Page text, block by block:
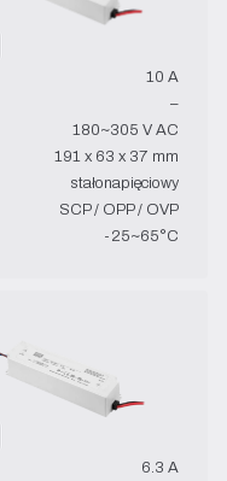
10 A
–
180~305 V AC
191 x 63 x 37 mm
stałonapięciowy
SCP / OPP / OVP
-25~65°C
6.3 A